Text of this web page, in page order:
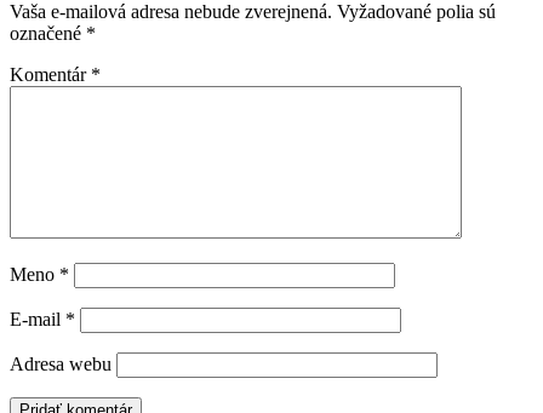
Vaša e-mailová adresa nebude zverejnená. Vyžadované polia sú
označené *
Komentár *
Meno *
E-mail *
Adresa webu